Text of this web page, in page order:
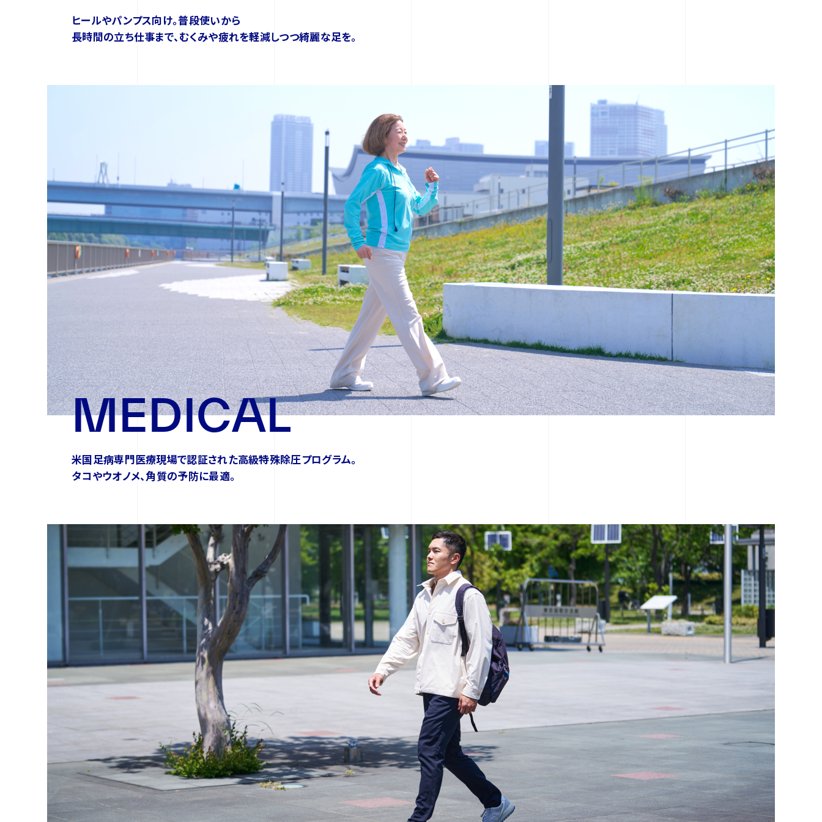
ヒールやパンプス向け。普段使いから
長時間の立ち仕事まで、むくみや疲れを軽減しつつ綺麗な足を。
MEDICAL
米国足病専門医療現場で認証された高級特殊除圧プログラム。
タコやウオノメ、角質の予防に最適。